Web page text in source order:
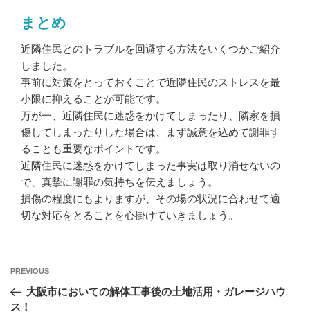
まとめ
近隣住民とのトラブルを回避する方法をいくつかご紹介
しました。
事前に対策をとっておくことで近隣住民のストレスを最
小限に抑えることが可能です。
万が一、近隣住民に迷惑をかけてしまったり、隣家を損
傷してしまったりした場合は、まず誠意を込めて謝罪す
ることも重要なポイントです。
近隣住民に迷惑をかけてしまった事実は取り消せないの
で、真摯に謝罪の気持ちを伝えましょう。
損傷の程度にもよりますが、その場の状況に合わせて適
切な対応をとることを心掛けていきましょう。
投
稿
Previous
Post
PREVIOUS
大阪市においての解体工事後の土地活用・ガレージハウ
ス！